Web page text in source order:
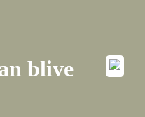
blive